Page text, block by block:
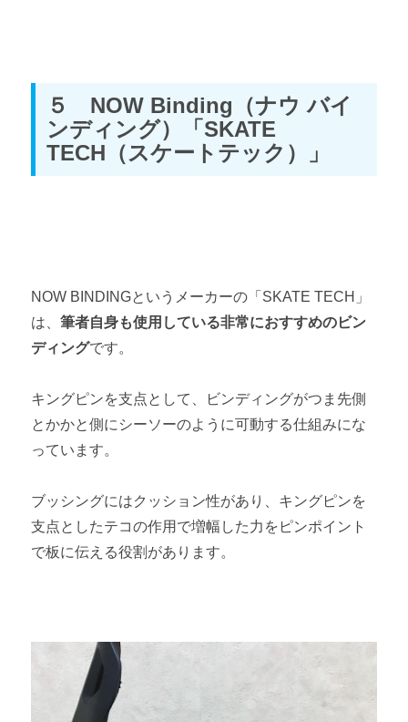
５ NOW Binding（ナウ バイ
ンディング）「SKATE
TECH（スケートテック）」
NOW BINDINGというメーカーの「SKATE TECH」
は、筆者自身も使用している非常におすすめのビン
ディングです。
キングピンを支点として、ビンディングがつま先側
とかかと側にシーソーのように可動する仕組みにな
っています。
ブッシングにはクッション性があり、キングピンを
支点としたテコの作用で増幅した力をピンポイント
で板に伝える役割があります。